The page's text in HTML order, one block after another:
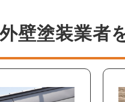
壁塗装業者